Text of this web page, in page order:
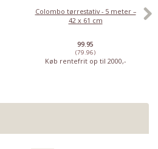
Colombo tørrestativ - 5 meter –
42 x 61 cm
99.95
(79.96)
Køb rentefrit op til 2000,-